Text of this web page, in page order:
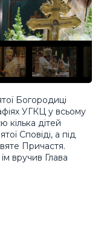
Богородиці
УГКЦ у всьому
кілька дітей
Сповіді, а під
Причастя.
вручив Глава